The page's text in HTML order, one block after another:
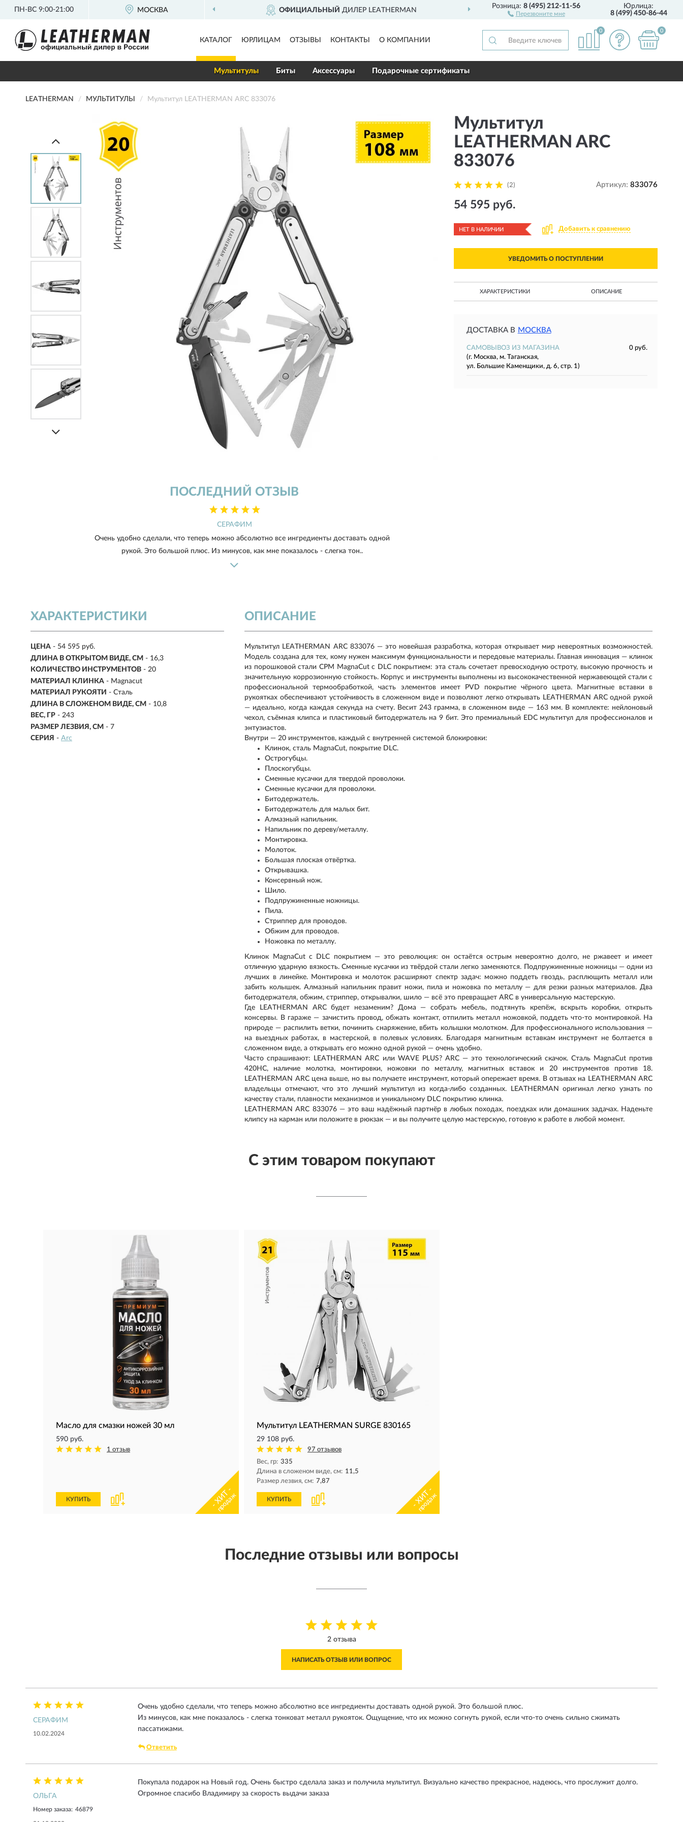
ПН-ВС 9:00-21:00 МОСКВА ОФИЦИАЛЬНЫЙДИЛЕР LEATHERMAN ДОСТАВИМ ПО ВСЕЙ РОССИИ
Розница:8 (495) 212-11-56
Перезвоните мне
Юрлица:
8 (499) 450-86-44
КАТАЛОГ ЮРЛИЦАМ ОТЗЫВЫ КОНТАКТЫ О КОМПАНИИ
0 0
Мультитулы Биты Аксессуары Подарочные сертификаты
LEATHERMAN МУЛЬТИТУЛЫ Мультитул LEATHERMAN ARC 833076
ПОСЛЕДНИЙ ОТЗЫВ
СЕРАФИМ
Очень удобно сделали, что теперь можно абсолютно все ингредиенты доставать одной
рукой. Это большой плюс. Из минусов, как мне показалось - слегка тон..
Мультитул
LEATHERMAN ARC
833076
(2) Артикул: 833076
54 595 руб.
НЕТ В НАЛИЧИИ Добавить к сравнению
УВЕДОМИТЬ О ПОСТУПЛЕНИИ
ХАРАКТЕРИСТИКИ ОПИСАНИЕ
ДОСТАВКА В МОСКВА
САМОВЫВОЗ ИЗ МАГАЗИНА
0 руб.
(г. Москва, м. Таганская,
ул. Большие Каменщики, д. 6, стр. 1)
ХАРАКТЕРИСТИКИ
ЦЕНА - 54 595 руб.
ДЛИНА В ОТКРЫТОМ ВИДЕ, СМ - 16,3
КОЛИЧЕСТВО ИНСТРУМЕНТОВ - 20
МАТЕРИАЛ КЛИНКА - Magnacut
МАТЕРИАЛ РУКОЯТИ - Сталь
ДЛИНА В СЛОЖЕНОМ ВИДЕ, СМ - 10,8
ВЕС, ГР - 243
РАЗМЕР ЛЕЗВИЯ, СМ - 7
СЕРИЯ - Arc
ОПИСАНИЕ
Мультитул LEATHERMAN ARC 833076 — это новейшая разработка, которая открывает мир невероятных возможностей.
Модель создана для тех, кому нужен максимум функциональности и передовые материалы. Главная инновация — клинок
из порошковой стали CPM MagnaCut с DLC покрытием: эта сталь сочетает превосходную остроту, высокую прочность и
значительную коррозионную стойкость. Корпус и инструменты выполнены из высококачественной нержавеющей стали с
профессиональной термообработкой, часть элементов имеет PVD покрытие чёрного цвета. Магнитные вставки в
рукоятках обеспечивают устойчивость в сложенном виде и позволяют легко открывать LEATHERMAN ARC одной рукой
— идеально, когда каждая секунда на счету. Весит 243 грамма, в сложенном виде — 163 мм. В комплекте: нейлоновый
чехол, съёмная клипса и пластиковый битодержатель на 9 бит. Это премиальный EDC мультитул для профессионалов и
энтузиастов.
Внутри — 20 инструментов, каждый с внутренней системой блокировки:
Клинок, сталь MagnaCut, покрытие DLC.
Острогубцы.
Плоскогубцы.
Сменные кусачки для твердой проволоки.
Сменные кусачки для проволоки.
Битодержатель.
Битодержатель для малых бит.
Алмазный напильник.
Напильник по дереву/металлу.
Монтировка.
Молоток.
Большая плоская отвёртка.
Открывашка.
Консервный нож.
Шило.
Подпружиненные ножницы.
Пила.
Стриппер для проводов.
Обжим для проводов.
Ножовка по металлу.
Клинок MagnaCut с DLC покрытием — это революция: он остаётся острым невероятно долго, не ржавеет и имеет
отличную ударную вязкость. Сменные кусачки из твёрдой стали легко заменяются. Подпружиненные ножницы — одни из
лучших в линейке. Монтировка и молоток расширяют спектр задач: можно поддеть гвоздь, расплющить металл или
забить колышек. Алмазный напильник правит ножи, пила и ножовка по металлу — для резки разных материалов. Два
битодержателя, обжим, стриппер, открывалки, шило — всё это превращает ARC в универсальную мастерскую.
Где LEATHERMAN ARC будет незаменим? Дома — собрать мебель, подтянуть крепёж, вскрыть коробки, открыть
консервы. В гараже — зачистить провод, обжать контакт, отпилить металл ножовкой, поддеть что-то монтировкой. На
природе — распилить ветки, починить снаряжение, вбить колышки молотком. Для профессионального использования —
на выездных работах, в мастерской, в полевых условиях. Благодаря магнитным вставкам инструмент не болтается в
сложенном виде, а открывать его можно одной рукой — очень удобно.
Часто спрашивают: LEATHERMAN ARC или WAVE PLUS? ARC — это технологический скачок. Сталь MagnaCut против
420HC, наличие молотка, монтировки, ножовки по металлу, магнитных вставок и 20 инструментов против 18.
LEATHERMAN ARC цена выше, но вы получаете инструмент, который опережает время. В отзывах на LEATHERMAN ARC
владельцы отмечают, что это лучший мультитул из когда-либо созданных. LEATHERMAN оригинал легко узнать по
качеству стали, плавности механизмов и уникальному DLC покрытию клинка.
LEATHERMAN ARC 833076 — это ваш надёжный партнёр в любых походах, поездках или домашних задачах. Наденьте
клипсу на карман или положите в рюкзак — и вы получите целую мастерскую, готовую к работе в любой момент.
С этим товаром покупают
Масло для смазки ножей 30 мл
590 руб.
1 отзыв
КУПИТЬ - ХИТ -
продаж
Мультитул LEATHERMAN SURGE 830165
29 108 руб.
97 отзывов
Вес, гр: 335
Длина в сложеном виде, см: 11,5
Размер лезвия, см: 7,87
КУПИТЬ - ХИТ -
продаж
Последние отзывы или вопросы
2 отзыва
НАПИСАТЬ ОТЗЫВ ИЛИ ВОПРОС
СЕРАФИМ
10.02.2024
Очень удобно сделали, что теперь можно абсолютно все ингредиенты доставать одной рукой. Это большой плюс.
Из минусов, как мне показалось - слегка тонковат металл рукояток. Ощущение, что их можно согнуть рукой, если что-то очень сильно сжимать
пассатижами.
Ответить
ОЛЬГА
Номер заказа: 46879
Покупала подарок на Новый год. Очень быстро сделала заказ и получила мультитул. Визуально качество прекрасное, надеюсь, что прослужит долго.
Огромное спасибо Владимиру за скорость выдачи заказа